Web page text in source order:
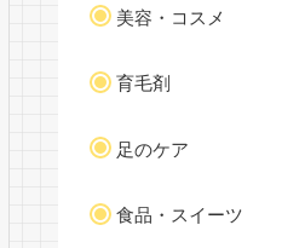
美容・コスメ
育毛剤
足のケア
食品・スイーツ